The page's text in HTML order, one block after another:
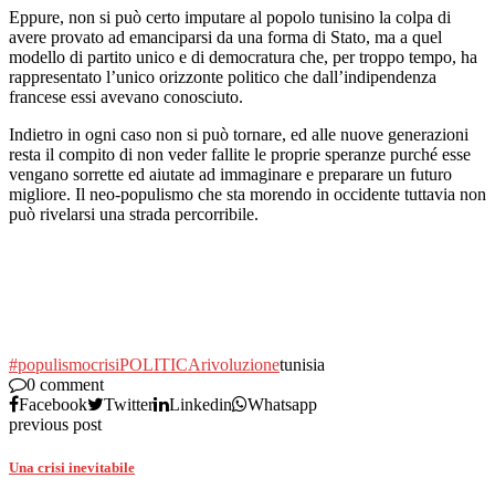
Eppure, non si può certo imputare al popolo tunisino la colpa di
avere provato ad emanciparsi da una forma di Stato, ma a quel
modello di partito unico e di democratura che, per troppo tempo, ha
rappresentato l’unico orizzonte politico che dall’indipendenza
francese essi avevano conosciuto.
Indietro in ogni caso non si può tornare, ed alle nuove generazioni
resta il compito di non veder fallite le proprie speranze purché esse
vengano sorrette ed aiutate ad immaginare e preparare un futuro
migliore. Il neo-populismo che sta morendo in occidente tuttavia non
può rivelarsi una strada percorribile.
#populismocrisiPOLITICArivoluzionetunisia
0 comment
Facebook
Twitter Linkedin
Whatsapp
previous post
Una crisi inevitabile